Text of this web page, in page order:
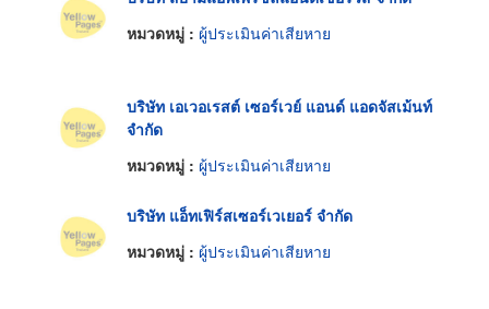
หมวดหมู่ : ผู้ประเมินค่าเสียหาย
บริษัท เอเวอเรสต์ เซอร์เวย์ แอนด์ แอดจัสเม้นท์
จำกัด
หมวดหมู่ : ผู้ประเมินค่าเสียหาย
บริษัท แอ็ทเฟิร์สเซอร์เวเยอร์ จำกัด
หมวดหมู่ : ผู้ประเมินค่าเสียหาย